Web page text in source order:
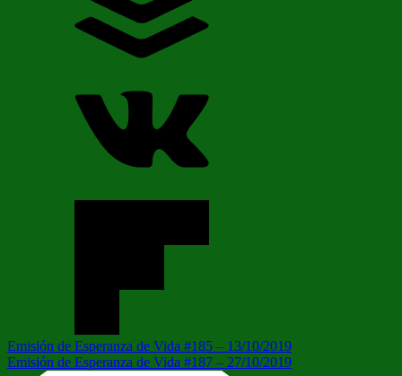
Navegación
Entrada
anterior:
Emisión de Esperanza de Vida #185 – 13/10/2019
Siguiente
Emisión de Esperanza de Vida #187 – 27/10/2019